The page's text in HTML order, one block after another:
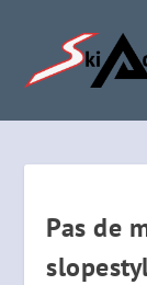
Pas de